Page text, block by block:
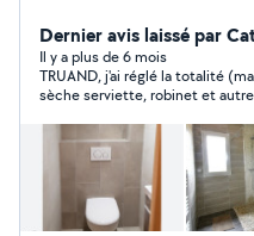
Dernier avis laissé par
Il y a plus de 6 mois
TRUAND, j'ai réglé la totalité
sèche serviette, robinet et
prétextant un souci familial, ce
Puis ne répond ni au tél, ni aux
travail est mal fait. Faïence mal
pour robinetterie pas alignés.
quelqu'un qui accepte de